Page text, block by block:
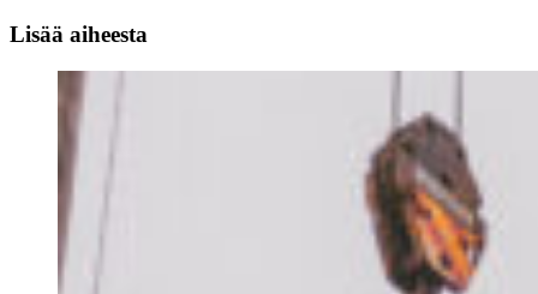
Lisää aiheesta